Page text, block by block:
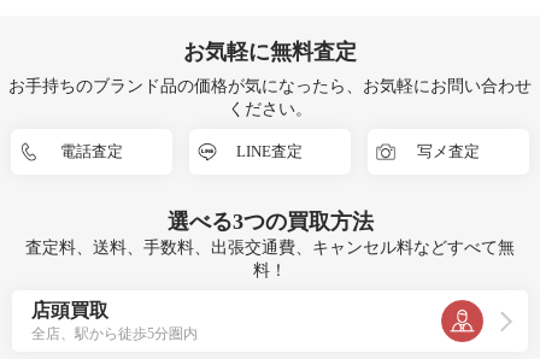
お気軽に無料査定
お手持ちのブランド品の価格が気になったら、お気軽にお問い合わせ
ください。
電話査定 LINE査定 写メ査定
選べる3つの買取方法
査定料、送料、手数料、出張交通費、キャンセル料などすべて無
料！
店頭買取
全店、駅から徒歩5分圏内